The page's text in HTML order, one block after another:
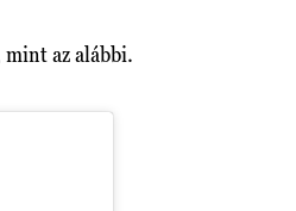
mint az alábbi.